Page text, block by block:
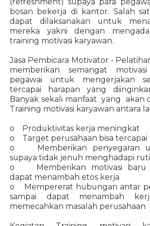
bosan bekerja di kantor. Salah
dapat dilaksanakan untuk
mereka yakni dengan
training motivasi karyawan.
Jasa Pembicara Motivator -
memberikan semangat
pegawai untuk mengerjakan
tercapai harapan yang
Banyak sekali manfaat yang akan
Training motivasi karyawan antara
o Produktivitas kerja meningkat
o Target perusahaan bisa tercapai
o Memberikan penyegaran
supaya tidak jenuh menghadapi
o Memberikan motivasi baru
dapat menambah etos kerja
o Mempererat hubungan antar
sampai dapat menambah
memecahkan masalah perusahaan